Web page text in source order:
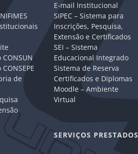
de
E-mail Institucional
SIPEC – Sistema para
Inscrições, Pesquisa,
Extensão e Certificados
SEI – Sistema
Educacional Integrado
Sistema de Reserva
Certificados e Diplomas
Moodle – Ambiente
Virtual
SERVIÇOS PRESTADOS